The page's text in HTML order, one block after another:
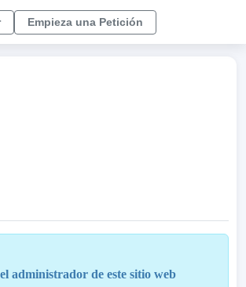
Empieza una Petición
administrador de este sitio web